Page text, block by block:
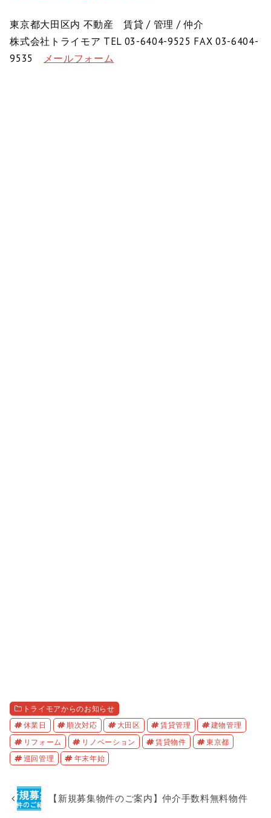
東京都大田区内 不動産 賃貸 / 管理 / 仲介
株式会社トライモア TEL 03-6404-9525 FAX 03-6404-
9535
メールフォーム
トライモアからのお知らせ
休業日
順次対応 大田区 賃貸管理
建物管理
リフォーム
リノベーション 賃貸物件
東京都
巡回管理
年末年始
【新規募集物件のご案内】仲介手数料無料物件